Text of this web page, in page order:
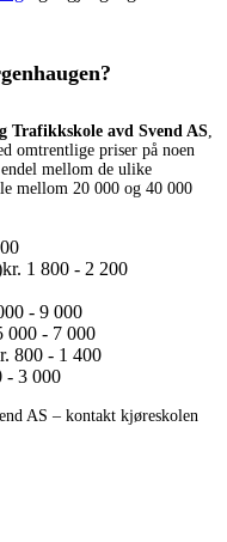
Trafikkskole avd Svend AS,
omtrentlige priser på noen
mellom de ulike
mellom 20 000 og 40 000
kr. 1 800 - 2 200
- 9 000
000 - 7 000
800 - 1 400
- 3 000
AS – kontakt kjøreskolen